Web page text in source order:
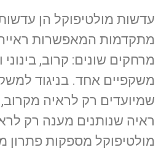
עדשות מולטיפוקל הן
מתקדמות המאפשרות
מרחקים שונים: קרוב, בינוני
משקפיים אחד. בניגוד
שמיועדים רק לראיה
ראיה שנותנים מענה רק
מולטיפוקל מספקות פתרון